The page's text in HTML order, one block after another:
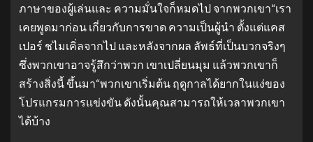
ภาษาของผู้เล่นและ ความมั่นใจก็หมดไป จากพวกเขา“เรา
เคยพูดมาก่อน เกี่ยวกับการขาด ความเป็นผู้นำ ตั้งแต่แคส
เปอร์ ชไมเคิ่ลจากไป และหลังจากผล ลัพธ์ที่เป็นบวกจริงๆ
ซึ่งพวกเขาอาจรู้สึกว่าพวก เขาเปลี่ยนมุม แล้วพวกเขาก็
สร้างสิ่งนี้ ขึ้นมา“พวกเขาเริ่มต้น ฤดูกาลได้ยากในแง่ของ
โปรแกรมการแข่งขัน ดังนั้นคุณสามารถให้เวลาพวกเขา
ได้บ้าง